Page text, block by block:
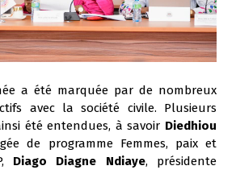
a été marquée par de nombreux
avec la société civile. Plusieurs
été entendues, à savoir Diedhiou
de programme Femmes, paix et
Diago Diagne Ndiaye, présidente